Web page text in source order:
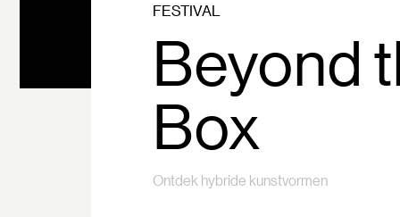
FESTIVAL
Beyond
Box
Ontdek hybride kunstvormen